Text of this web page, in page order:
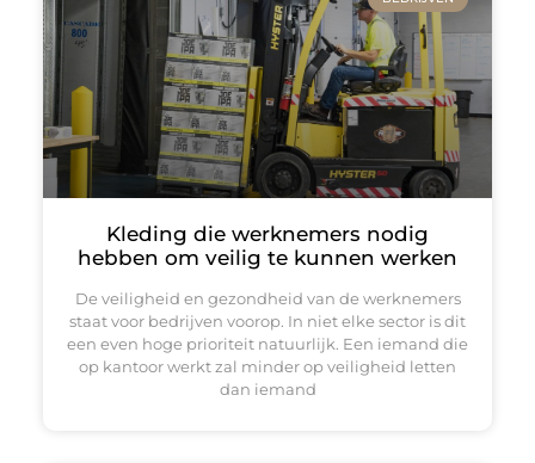
Kleding die werknemers nodig
hebben om veilig te kunnen werken
De veiligheid en gezondheid van de werknemers
staat voor bedrijven voorop. In niet elke sector is dit
een even hoge prioriteit natuurlijk. Een iemand die
op kantoor werkt zal minder op veiligheid letten
dan iemand